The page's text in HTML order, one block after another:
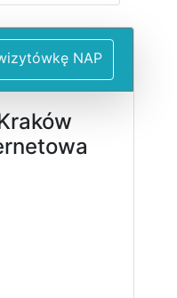
izytówkę NAP